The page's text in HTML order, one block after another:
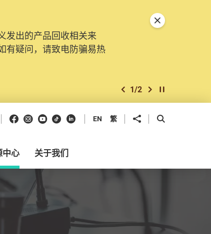
发出的产品回收相关来
有疑问，请致电防骗易热
由2025年11月10日起，
、查询及建议。所有提交
上一个
2/2 下一个开始/暂停幻灯
关闭特別通告
Facebook
Instagram
Youtube
抖音领英 EN 繁 分享到 开启搜寻框
中心 关于我们